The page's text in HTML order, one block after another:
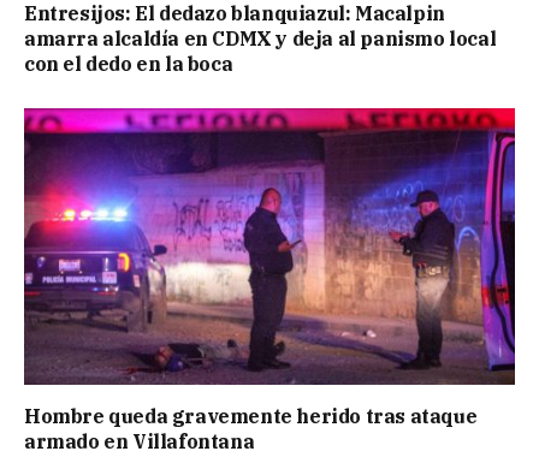
Entresijos: El dedazo blanquiazul: Macalpin
amarra alcaldía en CDMX y deja al panismo local
con el dedo en la boca
Hombre queda gravemente herido tras ataque
armado en Villafontana